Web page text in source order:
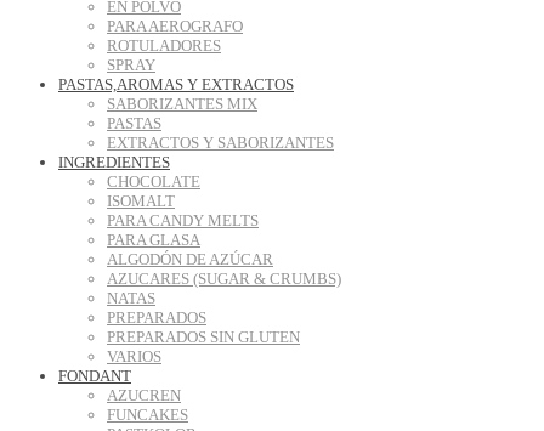
EN POLVO
PARA AEROGRAFO
ROTULADORES
SPRAY
PASTAS,AROMAS Y EXTRACTOS
SABORIZANTES MIX
PASTAS
EXTRACTOS Y SABORIZANTES
INGREDIENTES
CHOCOLATE
ISOMALT
PARA CANDY MELTS
PARA GLASA
ALGODÓN DE AZÚCAR
AZUCARES (SUGAR & CRUMBS)
NATAS
PREPARADOS
PREPARADOS SIN GLUTEN
VARIOS
FONDANT
AZUCREN
FUNCAKES